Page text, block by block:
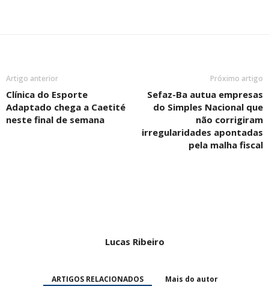
Artigo anterior
Clínica do Esporte
Adaptado chega a Caetité
neste final de semana
Próximo artigo
Sefaz-Ba autua empresas
do Simples Nacional que
não corrigiram
irregularidades apontadas
pela malha fiscal
Lucas Ribeiro
ARTIGOS RELACIONADOS Mais do autor